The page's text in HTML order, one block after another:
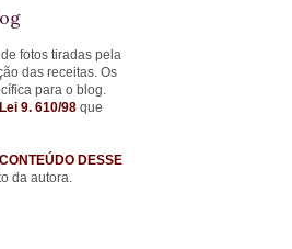
fotos tiradas pela
das receitas. Os
para o blog.
9. 610/98 que
DESSE
da autora.